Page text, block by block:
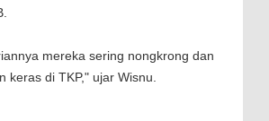
mereka sering nongkrong dan
keras di TKP," ujar Wisnu.